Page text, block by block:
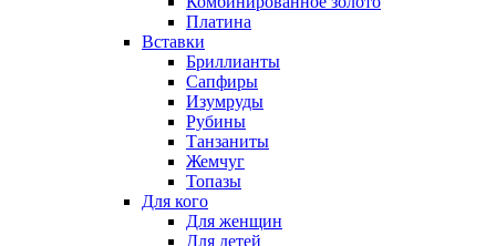
Платина
Вставки
Бриллианты
Сапфиры
Изумруды
Рубины
Танзаниты
Жемчуг
Топазы
Для кого
Для женщин
Для детей